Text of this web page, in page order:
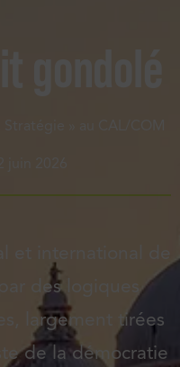
des logiques
largement tirées
de la démocratie